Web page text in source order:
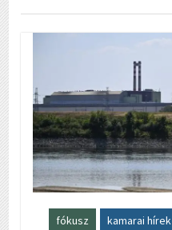
fókusz kamarai hírek